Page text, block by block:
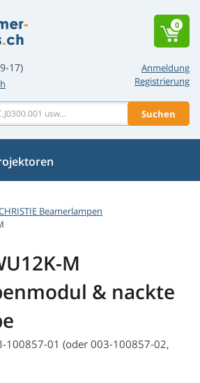
Anmeldung
Registrierung
17)
Suchen
0
Beamerlampen
M
& nackte
100857-01 (oder 003-100857-02,